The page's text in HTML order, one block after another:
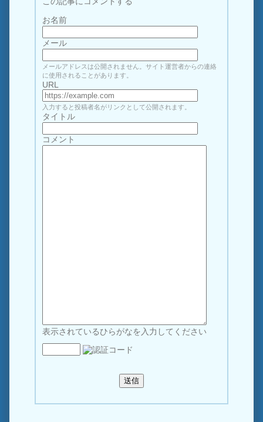
お名前
メール
メールアドレスは公開されません。サイト運営者からの連絡
に使用されることがあります。
URL
入力すると投稿者名がリンクとして公開されます。
タイトル
コメント
表示されているひらがなを入力してください